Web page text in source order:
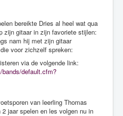
bereikte Dries al heel wat qua
zijn gitaar in zijn favoriete stijlen:
nam hij met zijn gitaar
voor zichzelf spreken:
via de volgende link:
default.cfm?
van leerling Thomas
jaar spelen en les volgen nu in